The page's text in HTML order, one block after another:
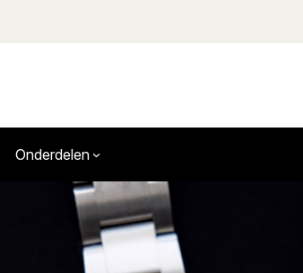
Onderdelen